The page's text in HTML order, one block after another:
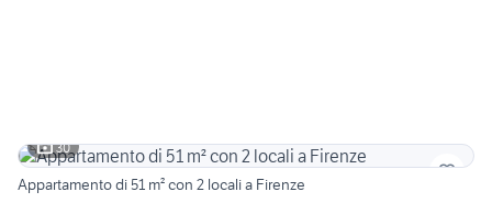
30
Appartamento di 51 m² con 2 locali a Firenze